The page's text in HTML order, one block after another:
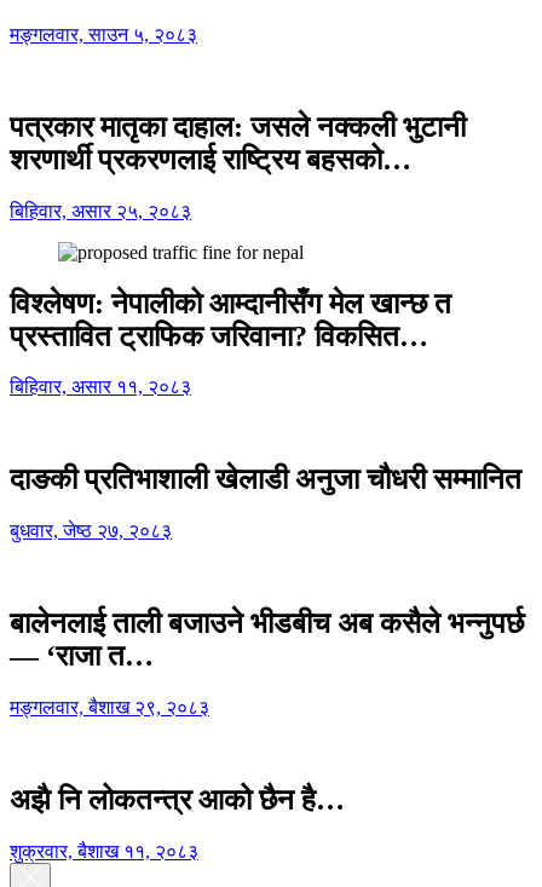
मङ्गलवार, साउन ५, २०८३
पत्रकार मातृका दाहाल: जसले नक्कली भुटानी
शरणार्थी प्रकरणलाई राष्ट्रिय बहसको…
बिहिवार, असार २५, २०८३
विश्लेषण: नेपालीको आम्दानीसँग मेल खान्छ त
प्रस्तावित ट्राफिक जरिवाना? विकसित…
बिहिवार, असार ११, २०८३
दाङकी प्रतिभाशाली खेलाडी अनुजा चौधरी सम्मानित
बुधवार, जेष्ठ २७, २०८३
बालेनलाई ताली बजाउने भीडबीच अब कसैले भन्नुपर्छ
— ‘राजा त…
मङ्गलवार, बैशाख २९, २०८३
अझै नि लोकतन्त्र आको छैन है…
शुक्रवार, बैशाख ११, २०८३